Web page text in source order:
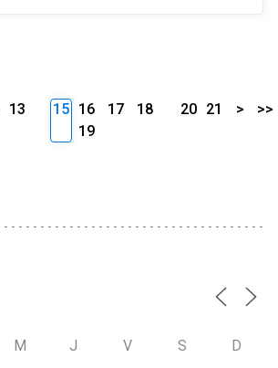
13
15 16 17
18
19
20 21 > >>
M J V S D